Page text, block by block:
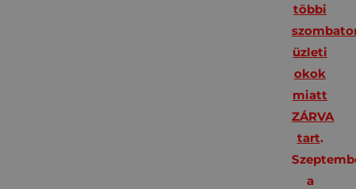
többi
üzleti
okok
miatt
ZÁRVA
tart.
a